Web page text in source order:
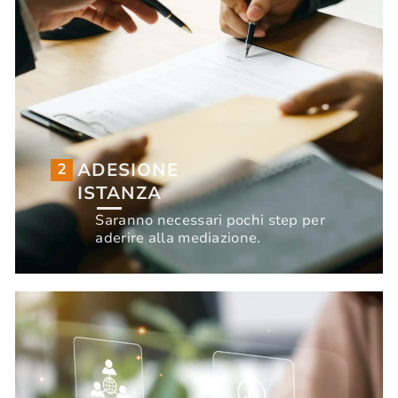
2
ADESIONE
ISTANZA
Saranno necessari pochi step per
aderire alla mediazione.
2
ADESIONE
ISTANZA
Saranno necessari pochi step per
aderire alla mediazione.
INIZIA ORA